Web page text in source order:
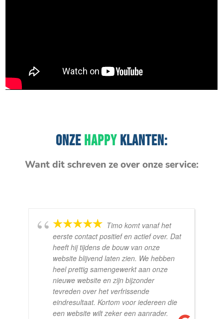
ONZEHAPPYKLANTEN:
Want dit schreven ze over onze service:
Timo komt vanaf het
eerste contact positief en actief over. Dat
heeft hij tijdens de bouw van onze
website blijvend laten zien. We hebben
heel prettig samengewerkt aan onze
nieuwe website en zijn bijzonder
tevreden over het verfrissende
eindresultaat. Kortom voor iedereen die
een website wilt zeker een aanrader.